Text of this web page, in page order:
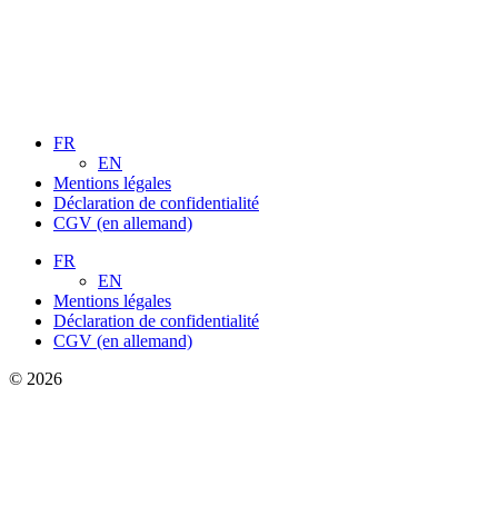
FR
EN
Mentions légales
Déclaration de confidentialité
CGV (en allemand)
FR
EN
Mentions légales
Déclaration de confidentialité
CGV (en allemand)
© 2026